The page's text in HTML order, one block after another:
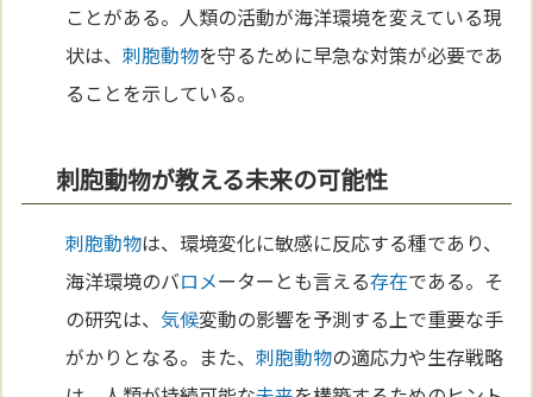
ことがある。人類の活動が海洋環境を変えている現
状は、刺胞動物を守るために早急な対策が必要であ
ることを示している。
刺胞動物が教える未来の可能性
刺胞動物は、環境変化に敏感に反応する種であり、
海洋環境のバロメーターとも言える存在である。そ
の研究は、気候変動の影響を予測する上で重要な手
がかりとなる。また、刺胞動物の適応力や生存戦略